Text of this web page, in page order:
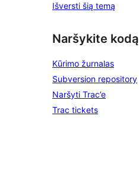
Išversti šią temą
Naršykite kodą
Kūrimo žurnalas
Subversion repository
Naršyti Trac’e
Trac tickets